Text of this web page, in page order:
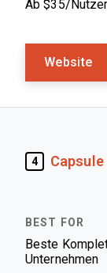
Ab $35/
Website
4 Capsule
Beste
Unternehmen